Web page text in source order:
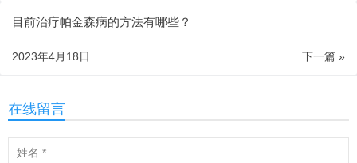
目前治疗帕金森病的方法有哪些？
下一篇 »
2023年4月18日
在线留言